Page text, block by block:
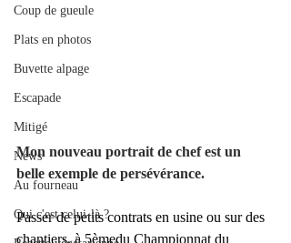
Coup de gueule
Plats en photos
Buvette alpage
Escapade
Mitigé
News
Au fourneau
Qui c'est celui-là ?
Mon nouveau portrait de chef est un
belle exemple de persévérance.
Passer de petits contrats en usine ou sur des
chantiers, à 5èmedu Championnat du